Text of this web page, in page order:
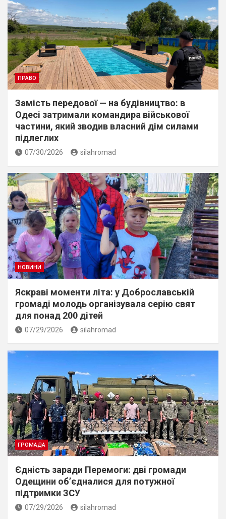
ПРАВО
Замість передової — на будівництво: в
Одесі затримали командира військової
частини, який зводив власний дім силами
підлеглих
07/30/2026 silahromad
НОВИНИ
Яскраві моменти літа: у Доброславській
громаді молодь організувала серію свят
для понад 200 дітей
07/29/2026 silahromad
ГРОМАДА
Єдність заради Перемоги: дві громади
Одещини об’єдналися для потужної
підтримки ЗСУ
07/29/2026 silahromad